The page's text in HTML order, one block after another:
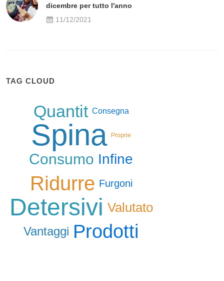
dicembre per tutto l'anno
11/12/2021
TAG CLOUD
Quantit Consegna
Spina Proprie
Consumo Infine
Ridurre Furgoni
Detersivi Valutato
Vantaggi Prodotti